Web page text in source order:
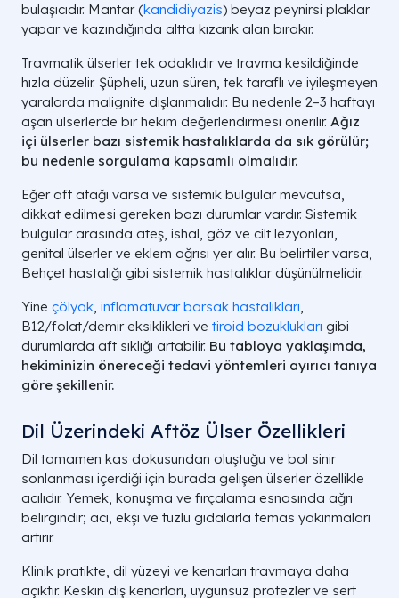
bulaşıcıdır. Mantar (kandidiyazis) beyaz peynirsi plaklar
yapar ve kazındığında altta kızarık alan bırakır.
Travmatik ülserler tek odaklıdır ve travma kesildiğinde
hızla düzelir. Şüpheli, uzun süren, tek taraflı ve iyileşmeyen
yaralarda malignite dışlanmalıdır. Bu nedenle 2–3 haftayı
aşan ülserlerde bir hekim değerlendirmesi önerilir. Ağız
içi ülserler bazı sistemik hastalıklarda da sık görülür;
bu nedenle sorgulama kapsamlı olmalıdır.
Eğer aft atağı varsa ve sistemik bulgular mevcutsa,
dikkat edilmesi gereken bazı durumlar vardır. Sistemik
bulgular arasında ateş, ishal, göz ve cilt lezyonları,
genital ülserler ve eklem ağrısı yer alır. Bu belirtiler varsa,
Behçet hastalığı gibi sistemik hastalıklar düşünülmelidir.
Yine çölyak, inflamatuvar barsak hastalıkları,
B12/folat/demir eksiklikleri ve tiroid bozuklukları gibi
durumlarda aft sıklığı artabilir. Bu tabloya yaklaşımda,
hekiminizin önereceği tedavi yöntemleri ayırıcı tanıya
göre şekillenir.
Dil Üzerindeki Aftöz Ülser Özellikleri
Dil tamamen kas dokusundan oluştuğu ve bol sinir
sonlanması içerdiği için burada gelişen ülserler özellikle
acılıdır. Yemek, konuşma ve fırçalama esnasında ağrı
belirgindir; acı, ekşi ve tuzlu gıdalarla temas yakınmaları
artırır.
Klinik pratikte, dil yüzeyi ve kenarları travmaya daha
açıktır. Keskin diş kenarları, uygunsuz protezler ve sert